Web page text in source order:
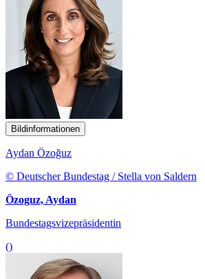
Bildinformationen
Aydan Özoğuz
© Deutscher Bundestag / Stella von Saldern
Özoguz, Aydan
Bundestagsvizepräsidentin
()